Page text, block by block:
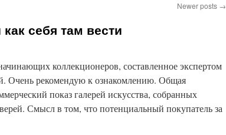
Newer posts →
себя там вести
коллекционеров, составленное экспертом
Очень рекомендую к ознакомлению. Общая
показ галерей искусства, собранных
Смысл в том, что потенциальный покупатель за